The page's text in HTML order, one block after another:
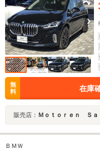
無
料
在庫
販売店： Ｍｏｔｏｒｅｎ Ｓａｉｔａｍａ
ＢＭＷ